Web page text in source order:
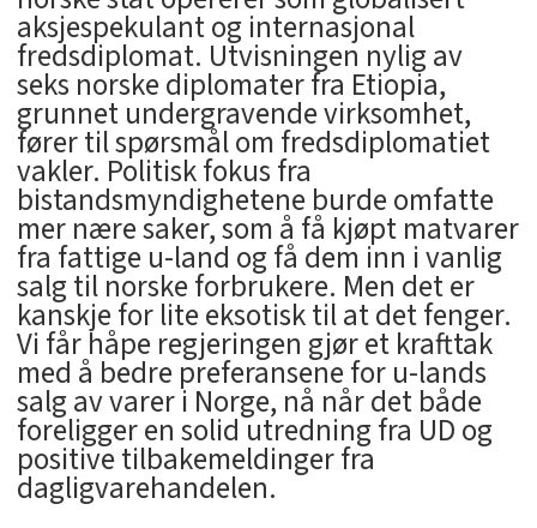
aksjespekulant og internasjonal
fredsdiplomat. Utvisningen nylig av
seks norske diplomater fra Etiopia,
grunnet undergravende virksomhet,
fører til spørsmål om fredsdiplomatiet
vakler. Politisk fokus fra
bistandsmyndighetene burde omfatte
mer nære saker, som å få kjøpt matvarer
fra fattige u-land og få dem inn i vanlig
salg til norske forbrukere. Men det er
kanskje for lite eksotisk til at det fenger.
Vi får håpe regjeringen gjør et krafttak
med å bedre preferansene for u-lands
salg av varer i Norge, nå når det både
foreligger en solid utredning fra UD og
positive tilbakemeldinger fra
dagligvarehandelen.